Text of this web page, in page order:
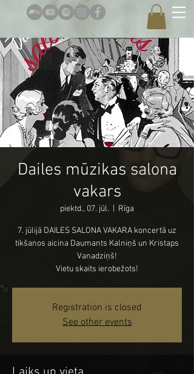
Dailes mūzikas salona
vakars
piektd., 07. jūl. Rīga
7. jūlijā DAILES SALONA VAKARA koncertā uz
tikšanos aicina Daumants Kalniņš un Kristaps
Vanadziņš!
Vietu skaits ierobežots!
Registration is closed
See other events